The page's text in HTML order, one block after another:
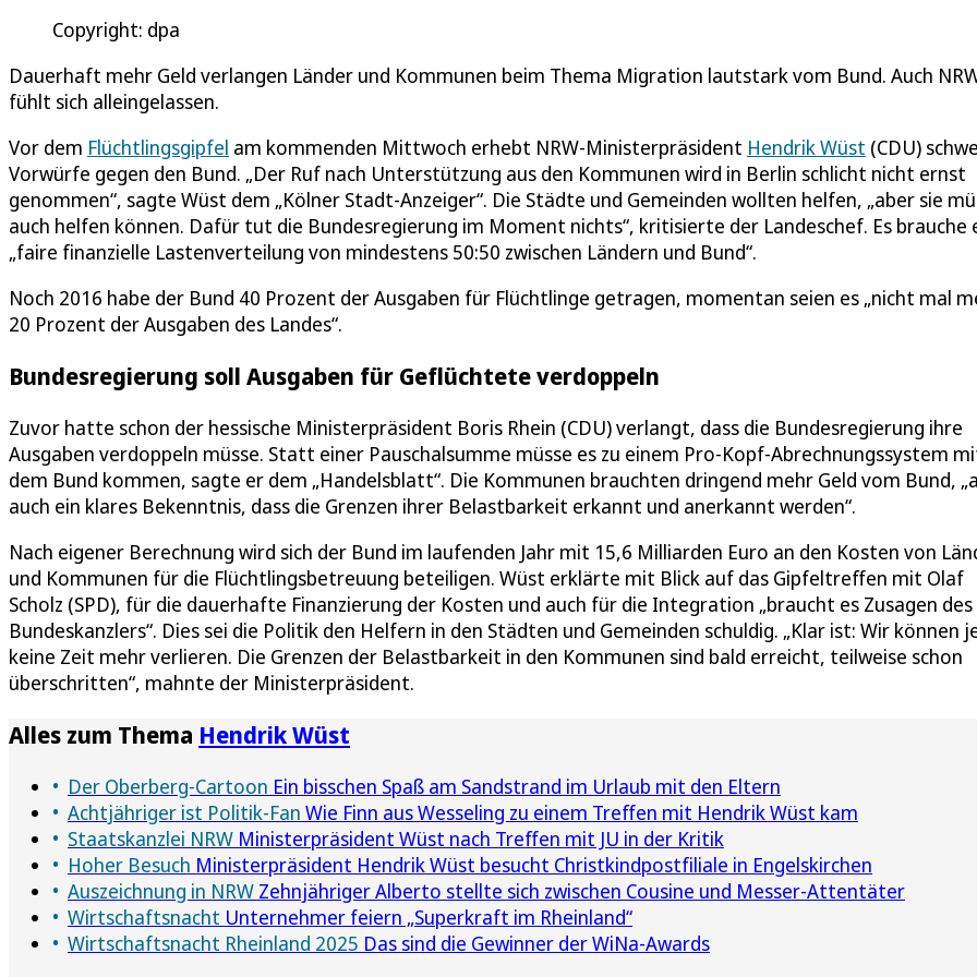
Copyright: dpa
Dauerhaft mehr Geld verlangen Länder und Kommunen beim Thema Migration lautstark vom Bund. Auch
fühlt sich alleingelassen.
Vor dem Flüchtlingsgipfel am kommenden Mittwoch erhebt NRW-Ministerpräsident Hendrik Wüst (CDU)
Vorwürfe gegen den Bund. „Der Ruf nach Unterstützung aus den Kommunen wird in Berlin schlicht nicht ernst
genommen“, sagte Wüst dem „Kölner Stadt-Anzeiger“. Die Städte und Gemeinden wollten helfen, „aber sie
auch helfen können. Dafür tut die Bundesregierung im Moment nichts“, kritisierte der Landeschef. Es brauche
„faire finanzielle Lastenverteilung von mindestens 50:50 zwischen Ländern und Bund“.
Noch 2016 habe der Bund 40 Prozent der Ausgaben für Flüchtlinge getragen, momentan seien es „nicht mal
20 Prozent der Ausgaben des Landes“.
Bundesregierung soll Ausgaben für Geflüchtete verdoppeln
Zuvor hatte schon der hessische Ministerpräsident Boris Rhein (CDU) verlangt, dass die Bundesregierung ihre
Ausgaben verdoppeln müsse. Statt einer Pauschalsumme müsse es zu einem Pro-Kopf-Abrechnungssystem
dem Bund kommen, sagte er dem „Handelsblatt“. Die Kommunen brauchten dringend mehr Geld vom Bund,
auch ein klares Bekenntnis, dass die Grenzen ihrer Belastbarkeit erkannt und anerkannt werden“.
Nach eigener Berechnung wird sich der Bund im laufenden Jahr mit 15,6 Milliarden Euro an den Kosten von
und Kommunen für die Flüchtlingsbetreuung beteiligen. Wüst erklärte mit Blick auf das Gipfeltreffen mit Olaf
Scholz (SPD), für die dauerhafte Finanzierung der Kosten und auch für die Integration „braucht es Zusagen des
Bundeskanzlers“. Dies sei die Politik den Helfern in den Städten und Gemeinden schuldig. „Klar ist: Wir können
keine Zeit mehr verlieren. Die Grenzen der Belastbarkeit in den Kommunen sind bald erreicht, teilweise schon
überschritten“, mahnte der Ministerpräsident.
Alles zum Thema Hendrik Wüst
Der Oberberg-Cartoon Ein bisschen Spaß am Sandstrand im Urlaub mit den Eltern
Achtjähriger ist Politik-Fan Wie Finn aus Wesseling zu einem Treffen mit Hendrik Wüst kam
Staatskanzlei NRW Ministerpräsident Wüst nach Treffen mit JU in der Kritik
Hoher Besuch Ministerpräsident Hendrik Wüst besucht Christkindpostfiliale in Engelskirchen
Auszeichnung in NRW Zehnjähriger Alberto stellte sich zwischen Cousine und Messer-Attentäter
Wirtschaftsnacht Unternehmer feiern „Superkraft im Rheinland“
Wirtschaftsnacht Rheinland 2025 Das sind die Gewinner der WiNa-Awards